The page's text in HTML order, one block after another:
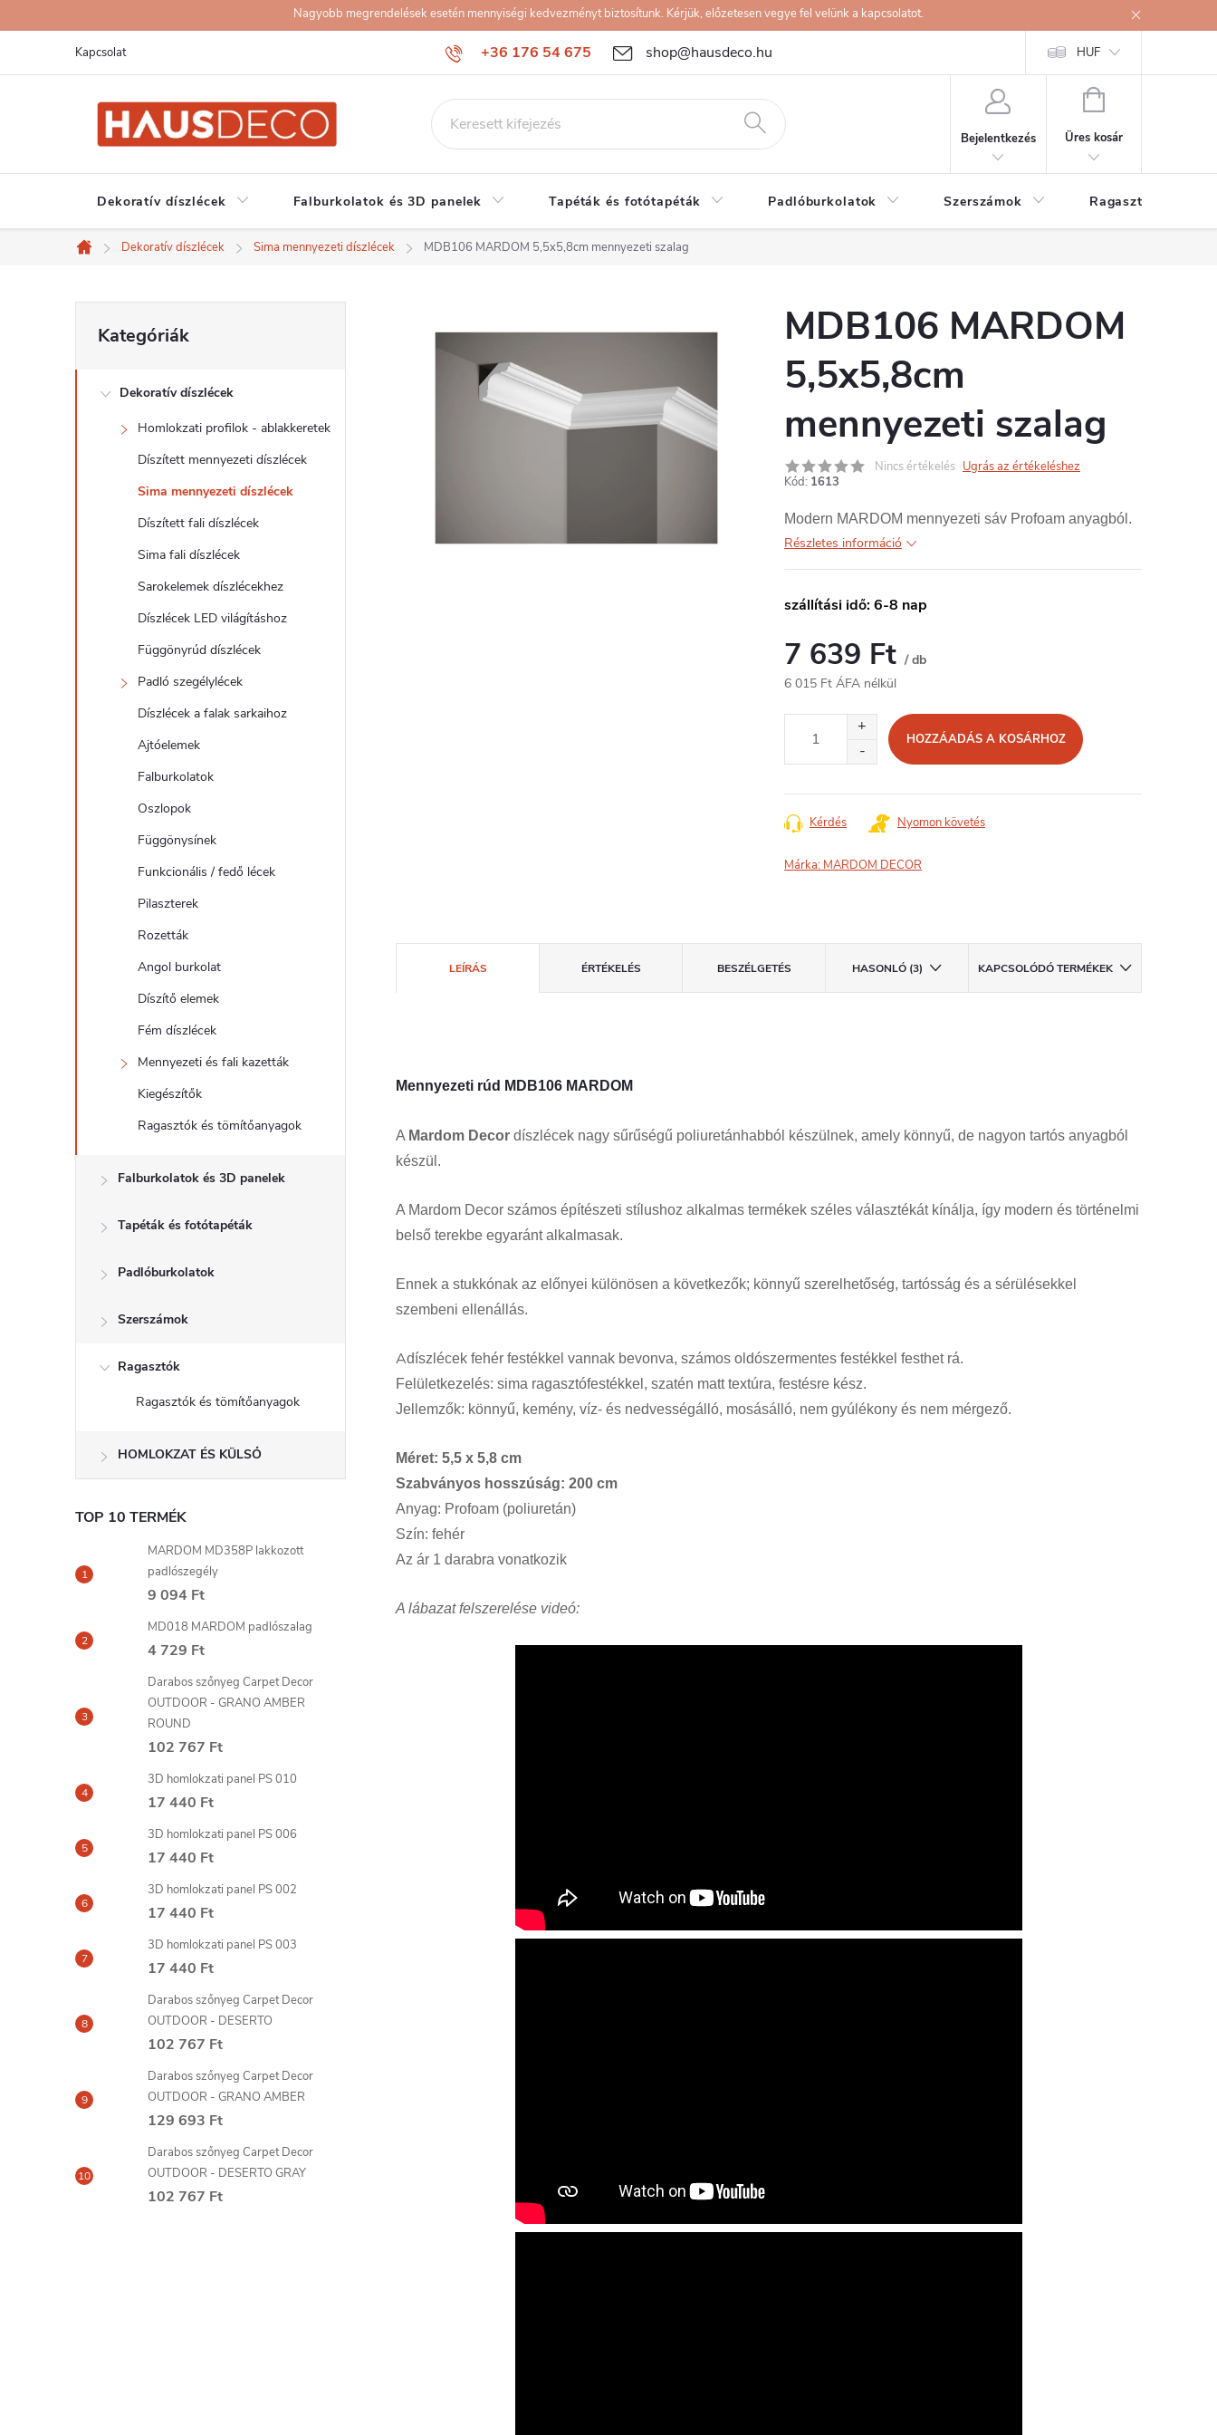
a
Nagyobb megrendelések esetén mennyiségi kedvezményt biztosítunk. Kérjük, előzetesen vegye fel velünk a kapcsolatot.
+36 176 54 675 shop@hausdeco.hu
Kapcsolat HUF
Bejelentkezés
KOSÁR
Üres kosár
Dekoratív díszlécek Falburkolatok és 3D panelek Tapéták és fotótapéták Padlóburkolatok Szerszámok Ragasztók
Kezdőlap
Dekoratív díszlécek Sima mennyezeti díszlécek MDB106 MARDOM 5,5x5,8cm mennyezeti szalag
O
l
átugrása
Kategóriák
Dekoratív díszlécek
Homlokzati profilok - ablakkeretek
Díszített mennyezeti díszlécek
Sima mennyezeti díszlécek
Díszített fali díszlécek
Sima fali díszlécek
Sarokelemek díszlécekhez
Díszlécek LED világításhoz
Függönyrúd díszlécek
Padló szegélylécek
Díszlécek a falak sarkaihoz
Ajtóelemek
Falburkolatok
Oszlopok
Függönysínek
Funkcionális / fedő lécek
Pilaszterek
Rozetták
Angol burkolat
Díszítő elemek
Fém díszlécek
Mennyezeti és fali kazetták
Kiegészítők
Ragasztók és tömítőanyagok
Falburkolatok és 3D panelek
Tapéták és fotótapéták
Padlóburkolatok
Szerszámok
Ragasztók
Ragasztók és tömítőanyagok
HOMLOKZAT ÉS KÜLSŐ
TOP 10 TERMÉK
MARDOM MD358P lakkozott
padlószegély
9 094 Ft
MD018 MARDOM padlószalag
4 729 Ft
Darabos szőnyeg Carpet Decor
OUTDOOR - GRANO AMBER
ROUND
102 767 Ft
3D homlokzati panel PS 010
17 440 Ft
3D homlokzati panel PS 006
17 440 Ft
3D homlokzati panel PS 002
17 440 Ft
3D homlokzati panel PS 003
17 440 Ft
Darabos szőnyeg Carpet Decor
OUTDOOR - DESERTO
102 767 Ft
Darabos szőnyeg Carpet Decor
OUTDOOR - GRANO AMBER
129 693 Ft
Darabos szőnyeg Carpet Decor
OUTDOOR - DESERTO GRAY
102 767 Ft
MDB106 MARDOM
5,5x5,8cm
mennyezeti szalag
Nincs értékelés Ugrás az értékeléshez
Kód: 1613
Modern MARDOM mennyezeti sáv Profoam anyagból.
Részletes információ
szállítási idő: 6-8 nap
7 639 Ft / db
6 015 Ft ÁFA nélkül
HOZZÁADÁS A KOSÁRHOZ
Kérdés Nyomon követés
Márka: MARDOM DECOR
LEÍRÁS ÉRTÉKELÉS BESZÉLGETÉS HASONLÓ (3) KAPCSOLÓDÓ TERMÉKEK
Mennyezeti rúd MDB106 MARDOM
A Mardom Decor díszlécek nagy sűrűségű poliuretánhabból készülnek, amely könnyű, de nagyon tartós anyagból
készül.
A Mardom Decor számos építészeti stílushoz alkalmas termékek széles választékát kínálja, így modern és történelmi
belső terekbe egyaránt alkalmasak.
Ennek a stukkónak az előnyei különösen a következők; könnyű szerelhetőség, tartósság és a sérülésekkel
szembeni ellenállás.
Adíszlécek fehér festékkel vannak bevonva, számos oldószermentes festékkel festhet rá.
Felületkezelés: sima ragasztófestékkel, szatén matt textúra, festésre kész.
Jellemzők: könnyű, kemény, víz- és nedvességálló, mosásálló, nem gyúlékony és nem mérgező.
Méret: 5,5 x 5,8 cm
Szabványos hosszúság: 200 cm
Anyag: Profoam (poliuretán)
Szín: fehér
Az ár 1 darabra vonatkozik
A lábazat felszerelése videó: